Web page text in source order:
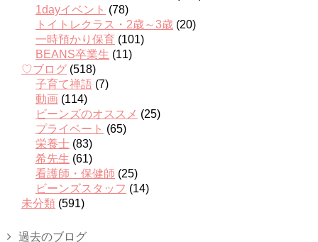
1dayイベント (78)
トイトレクラス・2歳～3歳 (20)
一時預かり保育 (101)
BEANS卒業生 (11)
♡ブログ (518)
子育て禅語 (7)
動画 (114)
ビーンズのオススメ (25)
プライベート (65)
栄養士 (83)
希先生 (61)
看護師・保健師 (25)
ビーンズスタッフ (14)
未分類 (591)
過去のブログ